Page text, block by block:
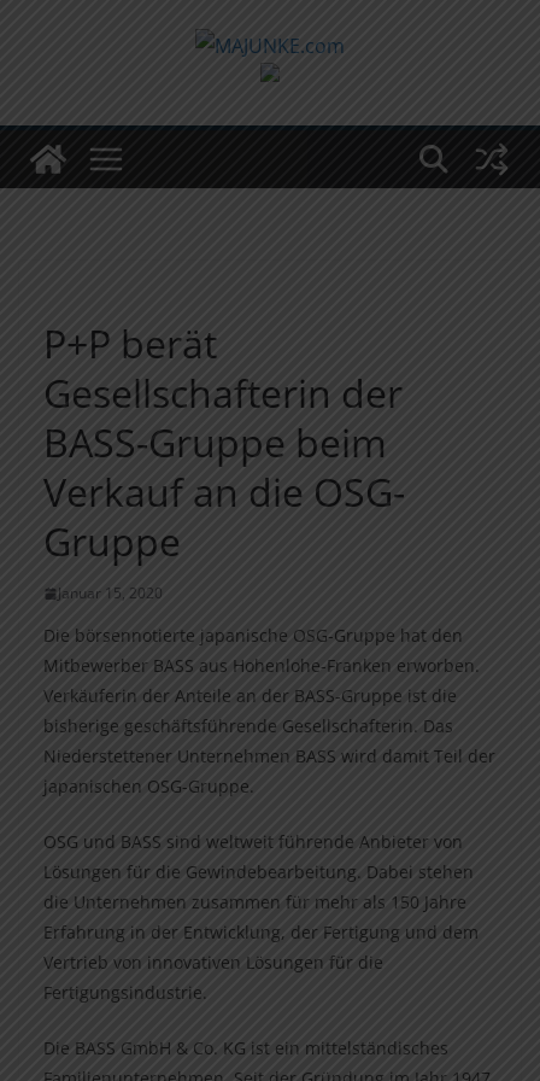
P+P berät
Gesellschafterin der
BASS-Gruppe beim
Verkauf an die OSG-
Gruppe
Januar 15, 2020
Die börsennotierte japanische OSG-Gruppe hat den
Mitbewerber BASS aus Hohenlohe-Franken erworben.
Verkäuferin der Anteile an der BASS-Gruppe ist die
bisherige geschäftsführende Gesellschafterin. Das
Niederstettener Unternehmen BASS wird damit Teil der
japanischen OSG-Gruppe.
OSG und BASS sind weltweit führende Anbieter von
Lösungen für die Gewindebearbeitung. Dabei stehen
die Unternehmen zusammen für mehr als 150 Jahre
Erfahrung in der Entwicklung, der Fertigung und dem
Vertrieb von innovativen Lösungen für die
Fertigungsindustrie.
Die BASS GmbH & Co. KG ist ein mittelständisches